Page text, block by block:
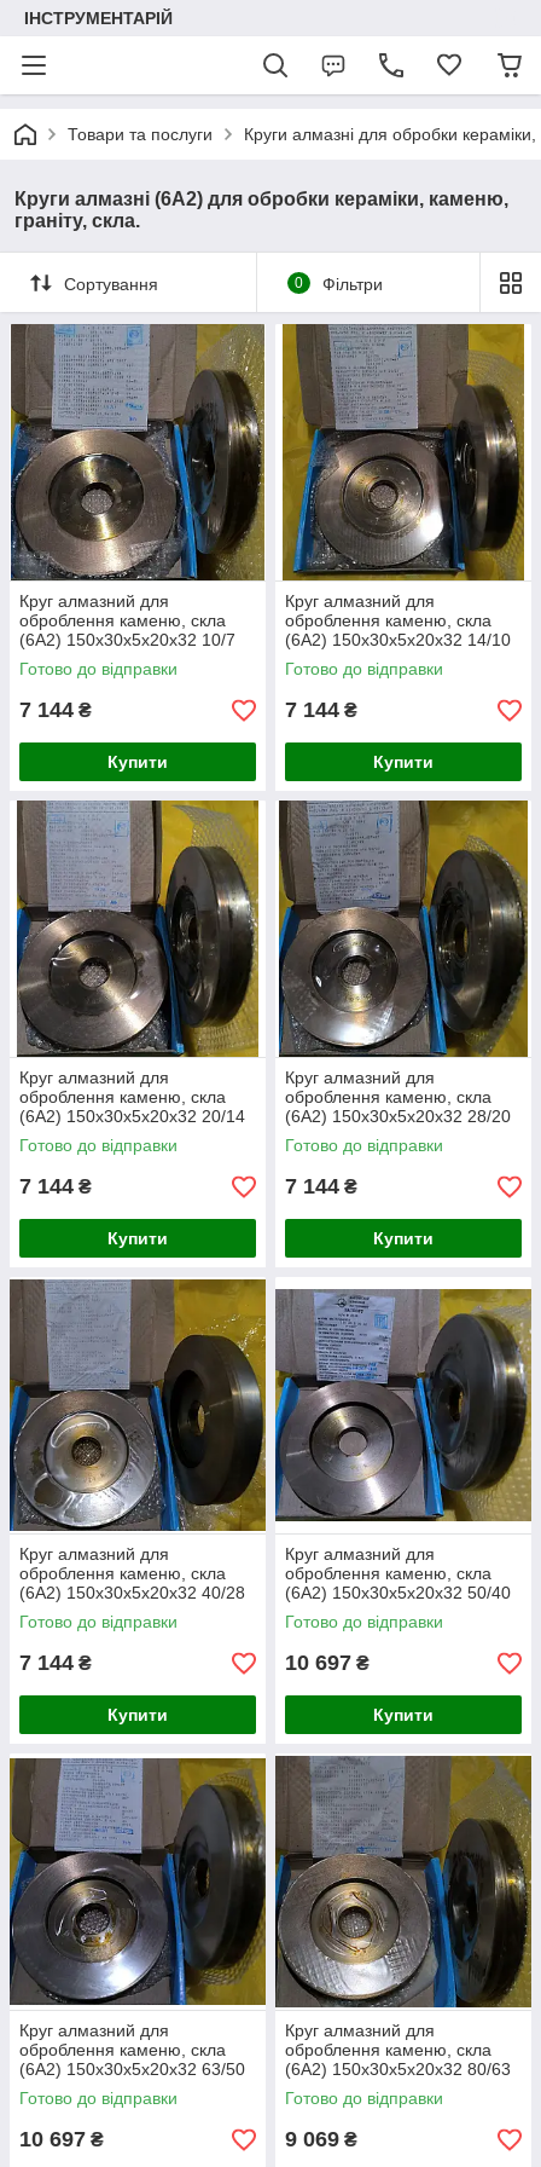
ІНСТРУМЕНТАРІЙ
Товари та послуги Круги алмазні для обробки
Круги алмазні (6А2) для обробки кераміки, каменю,
граніту, скла.
Сортування 0 Фільтри
Круг алмазний для
оброблення каменю, скла
(6А2) 150х30х5х20х32 10/7
Готово до відправки
7 144 ₴
Купити
Круг алмазний для
оброблення каменю, скла
(6А2) 150х30х5х20х32 14/10
Готово до відправки
7 144 ₴
Купити
Круг алмазний для
оброблення каменю, скла
(6А2) 150х30х5х20х32 20/14
Готово до відправки
7 144 ₴
Купити
Круг алмазний для
оброблення каменю, скла
(6А2) 150х30х5х20х32 28/20
Готово до відправки
7 144 ₴
Купити
Круг алмазний для
оброблення каменю, скла
(6А2) 150х30х5х20х32 40/28
Готово до відправки
7 144 ₴
Купити
Круг алмазний для
оброблення каменю, скла
(6А2) 150х30х5х20х32 50/40
Готово до відправки
10 697 ₴
Купити
Круг алмазний для
оброблення каменю, скла
(6А2) 150х30х5х20х32 63/50
Готово до відправки
10 697 ₴
Круг алмазний для
оброблення каменю, скла
(6А2) 150х30х5х20х32 80/63
Готово до відправки
9 069 ₴